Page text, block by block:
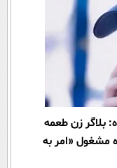
بلاگر زن طعمه
به قرار مرگ/ رجب زاده 6 ماه مشغول «امر به